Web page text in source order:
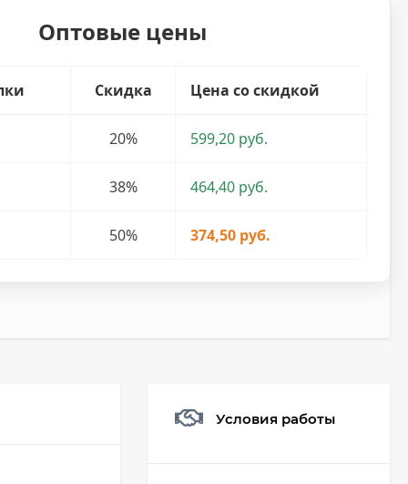
Оптовые цены
Скидка Цена со скидкой
20% 599,20 руб.
38% 464,40 руб.
50% 374,50 руб.
Условия работы